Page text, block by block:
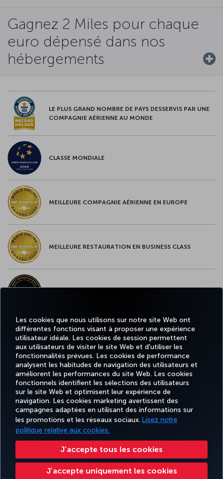
Les cookies que nous utilisons sur notre site Web ont
différentes fonctions visant à proposer une expérience
utilisateur idéale. Les cookies de session permettent
aux utilisateurs de visiter le site Web et d'utiliser les
fonctionnalités prévues. Les cookies de performance
analysent les habitudes de navigation des utilisateurs et
améliorent les performances du site Web. Les cookies
fonctionnels identifient les sélections des utilisateurs
sur le site Web et optimisent leur expérience de
navigation. Les cookies marketing avertissent des
campagnes adaptées en utilisant des informations sur
les promotions et les réseaux sociaux. Lisez notre
politique relative aux cookies.
J’accepte tous les cookies
Jʼaccepte uniquement les cookies
Gagnez 2 Miles pour chaque
euro dépensé dans nos
hébergements
LE PLUS GRAND NOMBRE DE PAYS DESSERVIS PAR UNE
COMPAGNIE AÉRIENNE AU MONDE
CLASSE MONDIALE
MEILLEURE COMPAGNIE AÉRIENNE EN EUROPE
MEILLEURE RESTAURATION EN BUSINESS CLASS
MEILLEUR WI-FI EN EUROPE
RÉSERVER
ET GÉRER
EXPÉRIENCE
OFFRES ET
DESTINATIONS
AIDE
TURKISH
AIRLINES
HOLIDAYS
Informations Légales Accessibilité
Règlement en ligne des litiges
Air Passenger Protection Regulation (Canada)
Accessibility Plan and Feedback Process (Canada) Accessibility Plan Progress Report